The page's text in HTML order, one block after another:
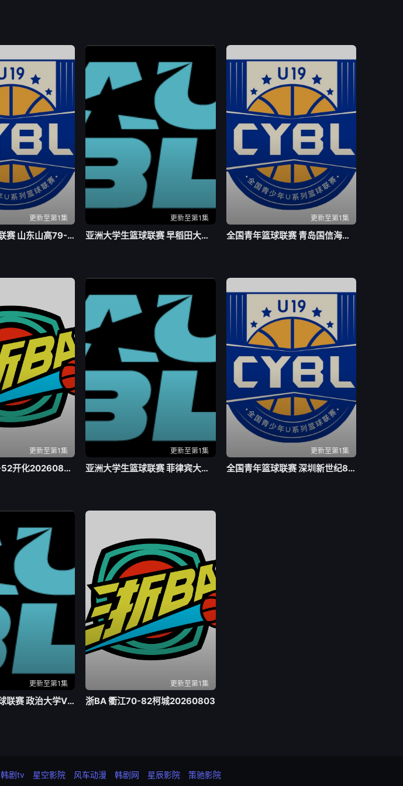
更新至第1集
全国青年篮球联赛 山东山高79-59新疆广汇20260803
更新至第1集
亚洲大学生篮球联赛 早稻田大学VS清华大学20260804
更新至第1集
全国青年篮球联赛 青岛国信海天92-71山西汾酒20260803
更新至第1集
浙BA 江山69-52开化20260803
更新至第1集
亚洲大学生篮球联赛 菲律宾大学VS高丽大学20260804
更新至第1集
全国青年篮球联赛 深圳新世纪85-63天津荣钢20260803
更新至第1集
亚洲大学生篮球联赛 政治大学VS上海交通大学20260803
更新至第1集
浙BA 衢江70-82柯城20260803
韩剧tv 星空影院 风车动漫 韩剧网 星辰影院 策驰影院